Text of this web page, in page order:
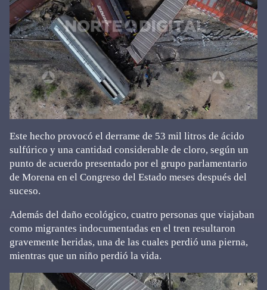
Este hecho provocó el derrame de 53 mil litros de ácido
sulfúrico y una cantidad considerable de cloro, según un
punto de acuerdo presentado por el grupo parlamentario
de Morena en el Congreso del Estado meses después del
suceso.
Además del daño ecológico, cuatro personas que viajaban
como migrantes indocumentadas en el tren resultaron
gravemente heridas, una de las cuales perdió una pierna,
mientras que un niño perdió la vida.